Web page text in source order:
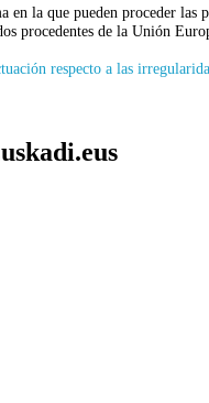
en la que pueden proceder
procedentes de la Unión
respecto a las